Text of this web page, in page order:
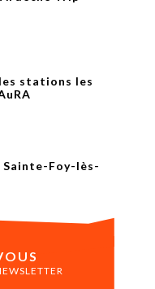
stations les
Foy-lès-